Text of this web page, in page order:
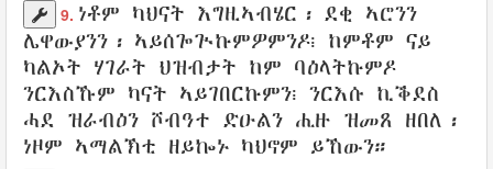
9. ነቶም ካህናት እግዚኣብሄር ፡ ደቂ ኣሮንን
ሌዋውያንን ፡ ኣይሰጐጒኩምዎምንዶ፧ ከምቶም ናይ
ካልኦት ሃገራት ህዝብታት ከም ባዕላትኩምዶ
ንርእስኹም ካናት ኣይገበርኩምን፧ ንርእሱ ኪቕደስ
ሓደ ዝራብዕን ሾብዓተ ድዑልን ሒዙ ዝመጸ ዘበለ፡
ነዞም ኣማልኽቲ ዘይኰኑ ካህኖም ይኸውን።